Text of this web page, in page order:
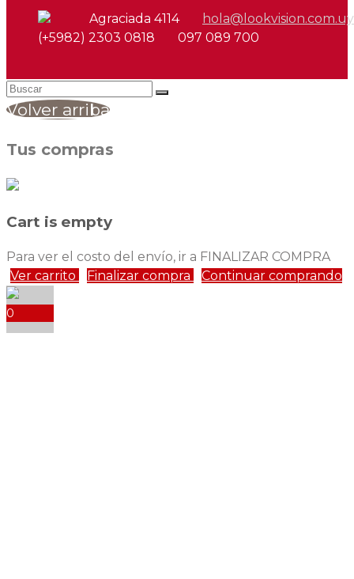
Agraciada 4114
hola@lookvision.com.uy
(+5982) 2303 0818
097 089 700
Volver arriba
Tus compras
Cart is empty
Para ver el costo del envío, ir a FINALIZAR COMPRA
Ver carrito
Finalizar compra Continuar comprando
0